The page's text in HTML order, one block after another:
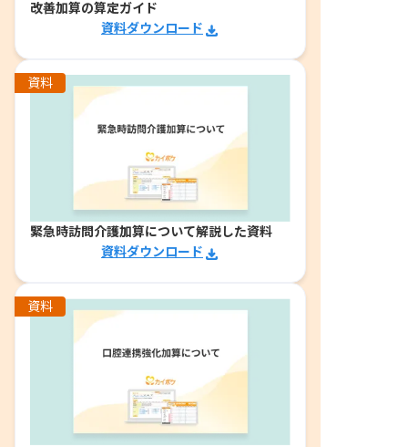
改善加算の算定ガイド
資料ダウンロード
資料
緊急時訪問介護加算について解説した資料
資料ダウンロード
資料